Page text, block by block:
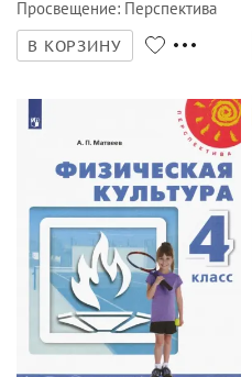
Просвещение: Перспектива
В КОРЗИНУ